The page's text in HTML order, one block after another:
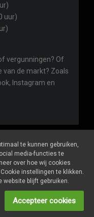
uur)
vergunningen? Of
van de markt? Zoals
Instagram en
van De Markt Online
ONDERNEMERS LOGIN
te kunnen gebruiken,
media-functies te
over hoe wij cookies
instellingen te klikken.
website blijft gebruiken.
Accepteer cookies